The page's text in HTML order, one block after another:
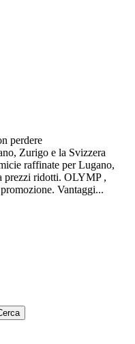
perdere
Zurigo e la Svizzera
raffinate per Lugano,
prezzi ridotti. OLYMP ,
Vantaggi...